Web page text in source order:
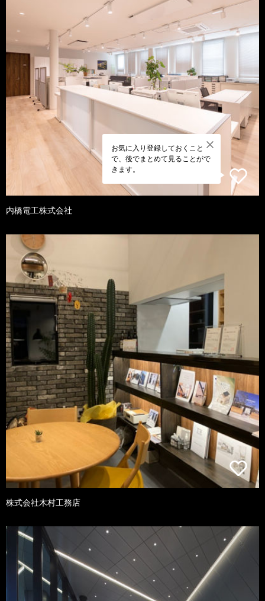
お気に入り登録しておくこと
で、後でまとめて見ることがで
きます。
内橋電工株式会社
株式会社木村工務店